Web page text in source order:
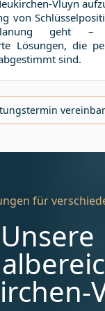
Vluyn
von
geht
Lösungen, die
sind.
für
Unsere